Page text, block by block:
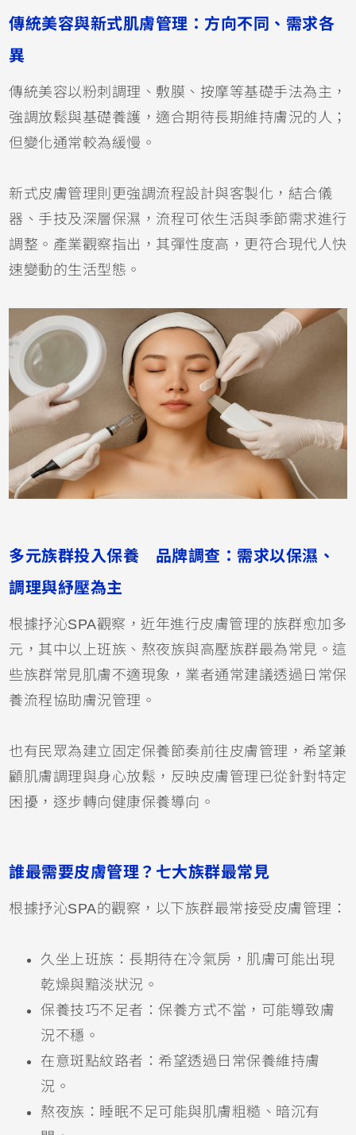
傳統美容與新式肌膚管理：方向不同、需求各
異
傳統美容以粉刺調理、敷膜、按摩等基礎手法為主，
強調放鬆與基礎養護，適合期待長期維持膚況的人；
但變化通常較為緩慢。
新式皮膚管理則更強調流程設計與客製化，結合儀
器、手技及深層保濕，流程可依生活與季節需求進行
調整。產業觀察指出，其彈性度高，更符合現代人快
速變動的生活型態。
多元族群投入保養 品牌調查：需求以保濕、
調理與紓壓為主
根據抒沁SPA觀察，近年進行皮膚管理的族群愈加多
元，其中以上班族、熬夜族與高壓族群最為常見。這
些族群常見肌膚不適現象，業者通常建議透過日常保
養流程協助膚況管理。
也有民眾為建立固定保養節奏前往皮膚管理，希望兼
顧肌膚調理與身心放鬆，反映皮膚管理已從針對特定
困擾，逐步轉向健康保養導向。
誰最需要皮膚管理？七大族群最常見
根據抒沁SPA的觀察，以下族群最常接受皮膚管理：
久坐上班族：長期待在冷氣房，肌膚可能出現
乾燥與黯淡狀況。
保養技巧不足者：保養方式不當，可能導致膚
況不穩。
在意斑點紋路者：希望透過日常保養維持膚
況。
熬夜族：睡眠不足可能與肌膚粗糙、暗沉有